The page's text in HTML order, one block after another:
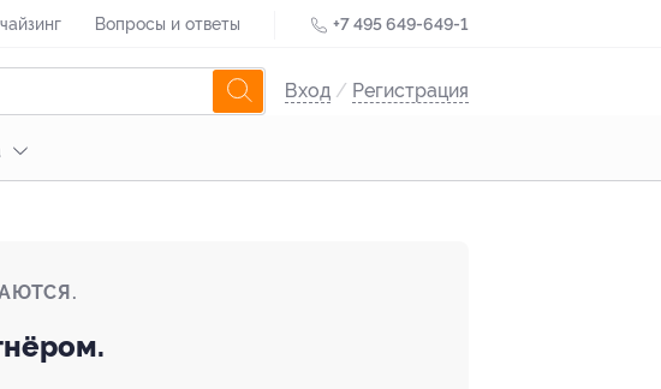
Вопросы и ответы +7 495 649-649-1
Вход / Регистрация